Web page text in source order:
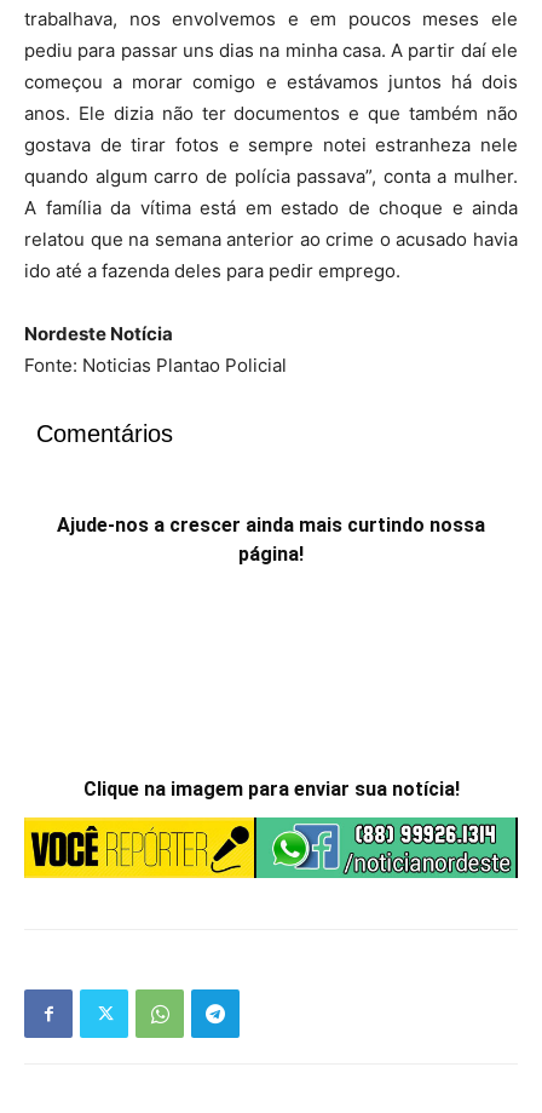
trabalhava, nos envolvemos e em poucos meses ele
pediu para passar uns dias na minha casa. A partir daí ele
começou a morar comigo e estávamos juntos há dois
anos. Ele dizia não ter documentos e que também não
gostava de tirar fotos e sempre notei estranheza nele
quando algum carro de polícia passava”, conta a mulher.
A família da vítima está em estado de choque e ainda
relatou que na semana anterior ao crime o acusado havia
ido até a fazenda deles para pedir emprego.
Nordeste Notícia
Fonte: Noticias Plantao Policial
Comentários
Ajude-nos a crescer ainda mais curtindo nossa
página!
Clique na imagem para enviar sua notícia!